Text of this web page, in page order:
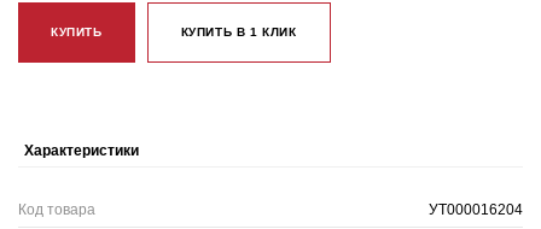
КУПИТЬ КУПИТЬ В 1 КЛИК
Характеристики
Код товара УТ000016204